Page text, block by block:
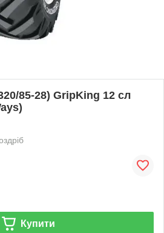
85-28) GripKing 12 сл
Купити